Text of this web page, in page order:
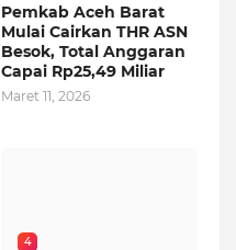
Pemkab Aceh Barat
Mulai Cairkan THR ASN
Besok, Total Anggaran
Capai Rp25,49 Miliar
Maret 11, 2026
4